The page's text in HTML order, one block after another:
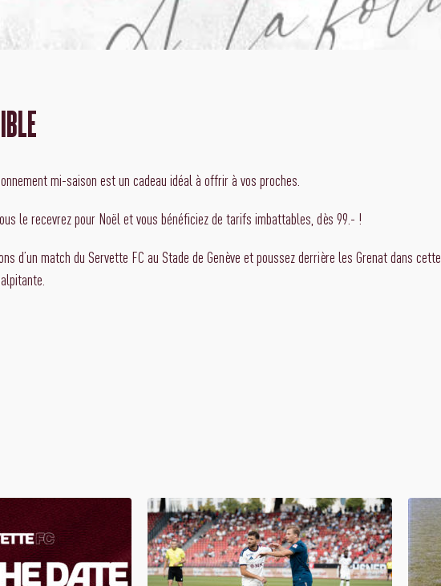
mi-saison est un cadeau idéal à offrir à vos proches.
le recevrez pour Noël et vous bénéficiez de tarifs imbattables, dès 99.- !
d’un match du Servette FC au Stade de Genève et poussez derrière les Grenat dans cette